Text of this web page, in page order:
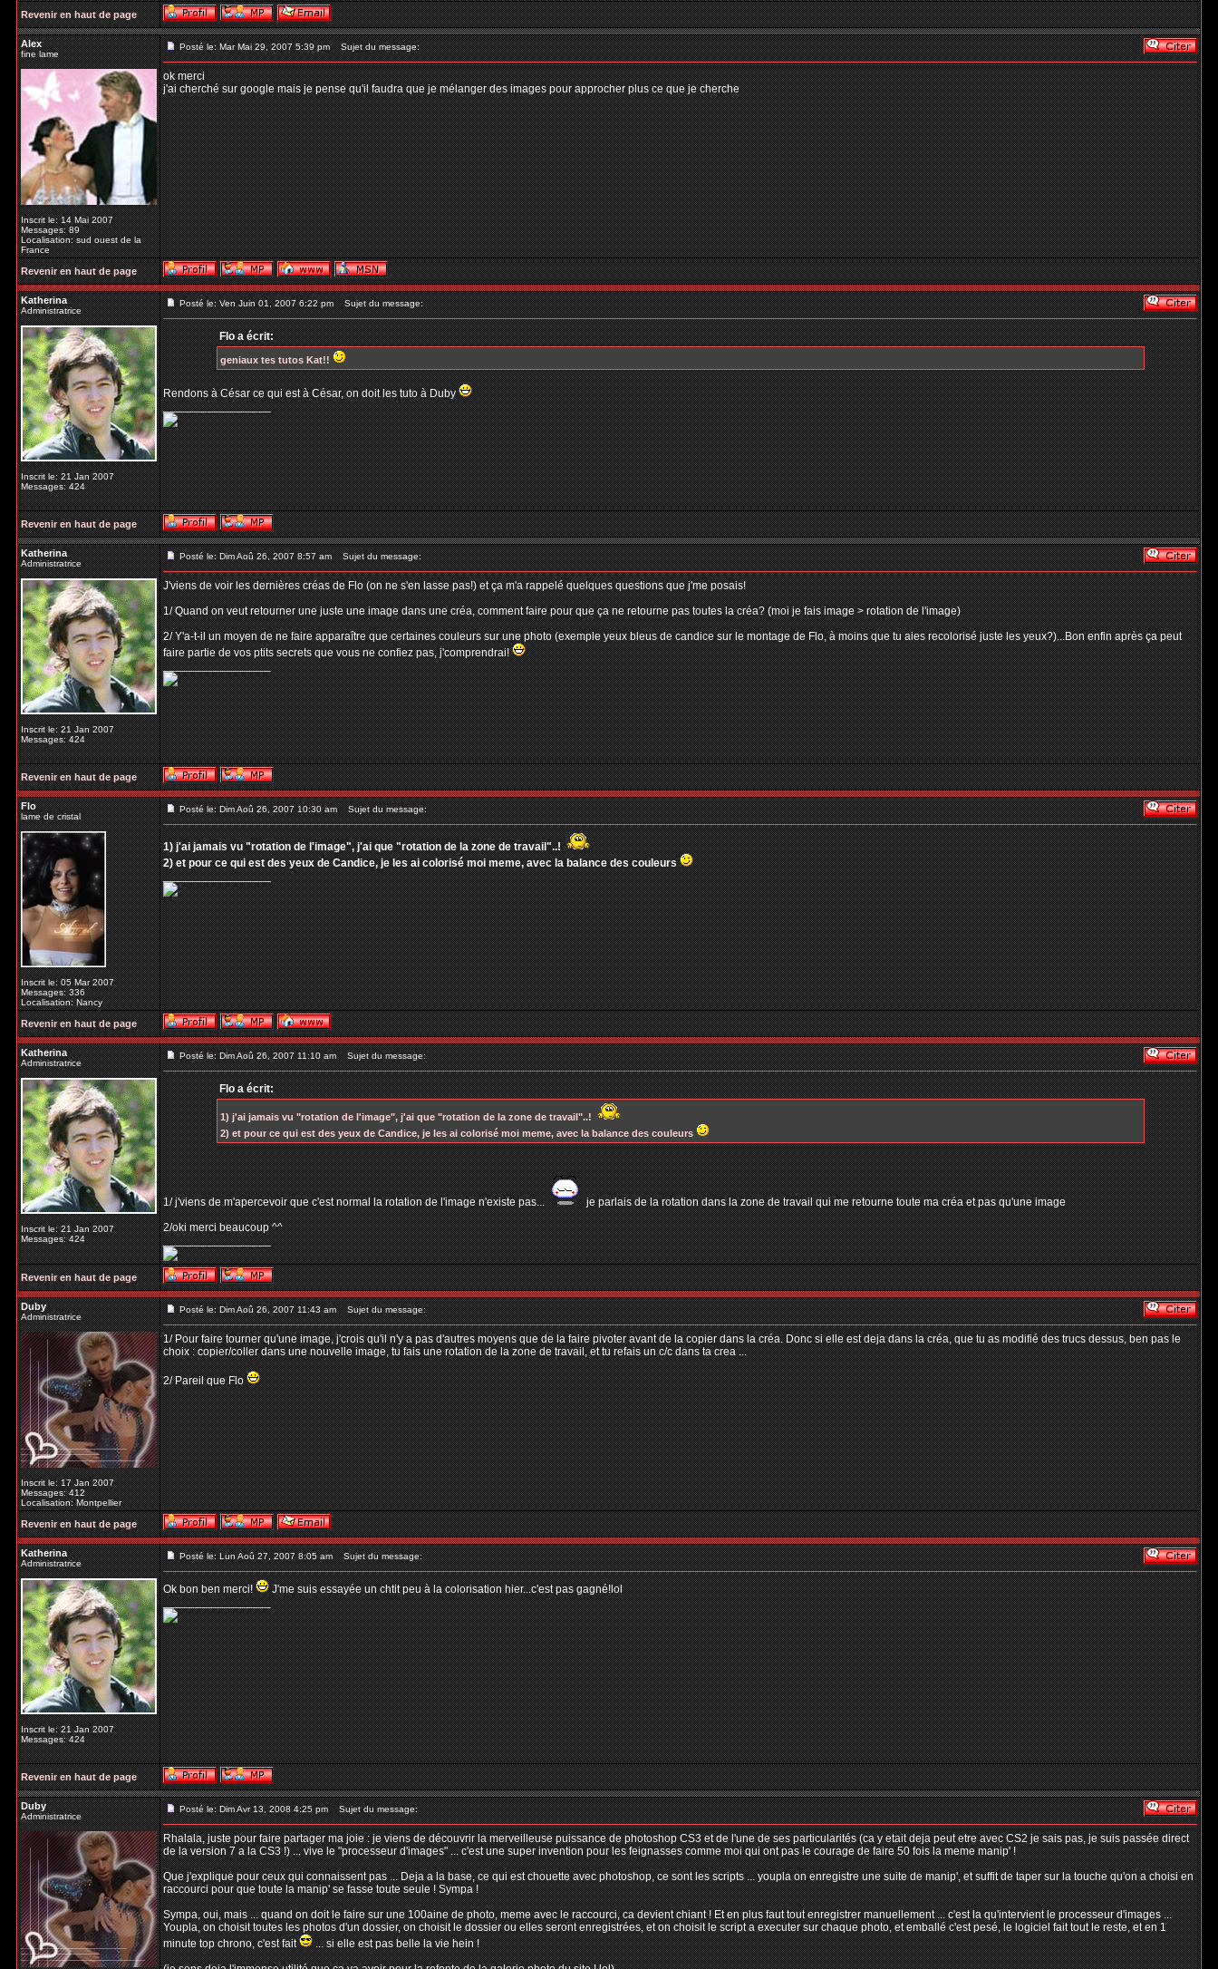
Revenir en haut de page
Alex
fine lame
Inscrit le: 14 Mai 2007
Messages: 89
Localisation: sud ouest de la
France
Posté le: Mar Mai 29, 2007 5:39 pm Sujet du message:
ok merci
j'ai cherché sur google mais je pense qu'il faudra que je mélanger des images pour approcher plus ce que je cherche
Revenir en haut de page
Katherina
Administratrice
Inscrit le: 21 Jan 2007
Messages: 424
Posté le: Ven Juin 01, 2007 6:22 pm Sujet du message:
Flo a écrit:
geniaux tes tutos Kat!!
Rendons à César ce qui est à César, on doit les tuto à Duby
_________________
Revenir en haut de page
Katherina
Administratrice
Inscrit le: 21 Jan 2007
Messages: 424
Posté le: Dim Aoû 26, 2007 8:57 am Sujet du message:
J'viens de voir les dernières créas de Flo (on ne s'en lasse pas!) et ça m'a rappelé quelques questions que j'me posais!
1/ Quand on veut retourner une juste une image dans une créa, comment faire pour que ça ne retourne pas toutes la créa? (moi je fais image > rotation de l'image)
2/ Y'a-t-il un moyen de ne faire apparaître que certaines couleurs sur une photo (exemple yeux bleus de candice sur le montage de Flo, à moins que tu aies recolorisé juste les yeux?)...Bon enfin après ça peut
faire partie de vos ptits secrets que vous ne confiez pas, j'comprendrai!
_________________
Revenir en haut de page
Flo
lame de cristal
Inscrit le: 05 Mar 2007
Messages: 336
Localisation: Nancy
Posté le: Dim Aoû 26, 2007 10:30 am Sujet du message:
1) j'ai jamais vu "rotation de l'image", j'ai que "rotation de la zone de travail"..!
2) et pour ce qui est des yeux de Candice, je les ai colorisé moi meme, avec la balance des couleurs
_________________
Revenir en haut de page
Katherina
Administratrice
Inscrit le: 21 Jan 2007
Messages: 424
Posté le: Dim Aoû 26, 2007 11:10 am Sujet du message:
Flo a écrit:
1) j'ai jamais vu "rotation de l'image", j'ai que "rotation de la zone de travail"..!
2) et pour ce qui est des yeux de Candice, je les ai colorisé moi meme, avec la balance des couleurs
1/ j'viens de m'apercevoir que c'est normal la rotation de l'image n'existe pas...
je parlais de la rotation dans la zone de travail qui me retourne toute ma créa et pas qu'une image
2/oki merci beaucoup ^^
_________________
Revenir en haut de page
Duby
Administratrice
Inscrit le: 17 Jan 2007
Messages: 412
Localisation: Montpellier
Posté le: Dim Aoû 26, 2007 11:43 am Sujet du message:
1/ Pour faire tourner qu'une image, j'crois qu'il n'y a pas d'autres moyens que de la faire pivoter avant de la copier dans la créa. Donc si elle est deja dans la créa, que tu as modifié des trucs dessus, ben pas le
choix : copier/coller dans une nouvelle image, tu fais une rotation de la zone de travail, et tu refais un c/c dans ta crea ...
2/ Pareil que Flo
Revenir en haut de page
Katherina
Administratrice
Inscrit le: 21 Jan 2007
Messages: 424
Posté le: Lun Aoû 27, 2007 8:05 am Sujet du message:
Ok bon ben merci!
J'me suis essayée un chtit peu à la colorisation hier...c'est pas gagné!lol
_________________
Revenir en haut de page
Duby
Administratrice
Posté le: Dim Avr 13, 2008 4:25 pm Sujet du message:
Rhalala, juste pour faire partager ma joie : je viens de découvrir la merveilleuse puissance de photoshop CS3 et de l'une de ses particularités (ca y etait deja peut etre avec CS2 je sais pas, je suis passée direct
de la version 7 a la CS3 !) ... vive le "processeur d'images" ... c'est une super invention pour les feignasses comme moi qui ont pas le courage de faire 50 fois la meme manip' !
Que j'explique pour ceux qui connaissent pas ... Deja a la base, ce qui est chouette avec photoshop, ce sont les scripts ... youpla on enregistre une suite de manip', et suffit de taper sur la touche qu'on a choisi en
raccourci pour que toute la manip' se fasse toute seule ! Sympa !
Sympa, oui, mais ... quand on doit le faire sur une 100aine de photo, meme avec le raccourci, ca devient chiant ! Et en plus faut tout enregistrer manuellement ... c'est la qu'intervient le processeur d'images ...
Youpla, on choisit toutes les photos d'un dossier, on choisit le dossier ou elles seront enregistrées, et on choisit le script a executer sur chaque photo, et emballé c'est pesé, le logiciel fait tout le reste, et en 1
minute top chrono, c'est fait
... si elle est pas belle la vie hein !